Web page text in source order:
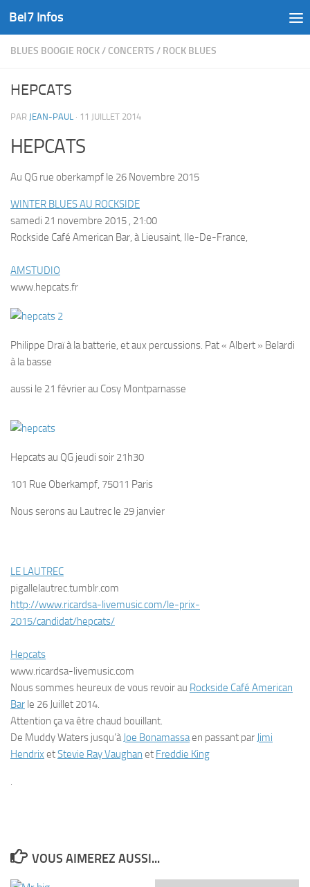
Skip to content
Bel7 Infos
BLUES BOOGIE ROCK/ CONCERTS / ROCK BLUES
HEPCATS
PAR JEAN-PAUL · 11 JUILLET 2014
HEPCATS
Au QG rue oberkampf le 26 Novembre 2015
WINTER BLUES AU ROCKSIDE
samedi 21 novembre 2015 , 21:00
Rockside Café American Bar, à Lieusaint, Ile-De-France,
AMSTUDIO
www.hepcats.fr
Philippe Draï à la batterie, et aux percussions. Pat « Albert » Belardi
à la basse
aussi le 21 février au Cosy Montparnasse
Hepcats au QG jeudi soir 21h30
101 Rue Oberkampf, 75011 Paris
Nous serons au Lautrec le 29 janvier
LE LAUTREC
pigallelautrec.tumblr.com
http://www.ricardsa-livemusic.com/le-prix-
2015/candidat/hepcats/
Hepcats
www.ricardsa-livemusic.com
Nous sommes heureux de vous revoir au Rockside Café American
Bar le 26 Juillet 2014.
Attention ça va être chaud bouillant.
De Muddy Waters jusqu’àJoe Bonamassaen passant par Jimi
Hendrix etStevie Ray Vaughan et Freddie King
.
VOUS AIMEREZ AUSSI...